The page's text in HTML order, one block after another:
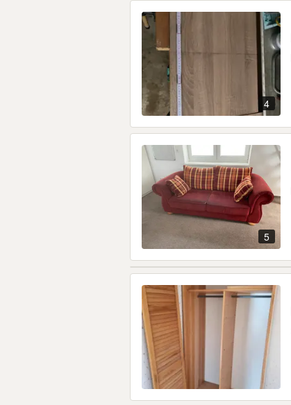
4
5